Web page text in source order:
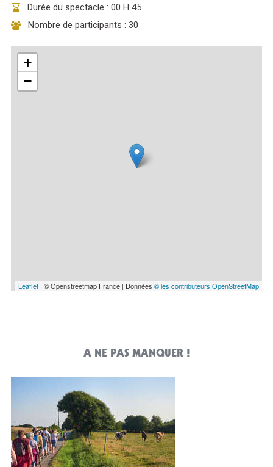
Durée du spectacle : 00 H 45
Nombre de participants : 30
+
−
Leaflet | © Openstreetmap France | Données © les contributeurs OpenStreetMap
A NE PAS MANQUER !